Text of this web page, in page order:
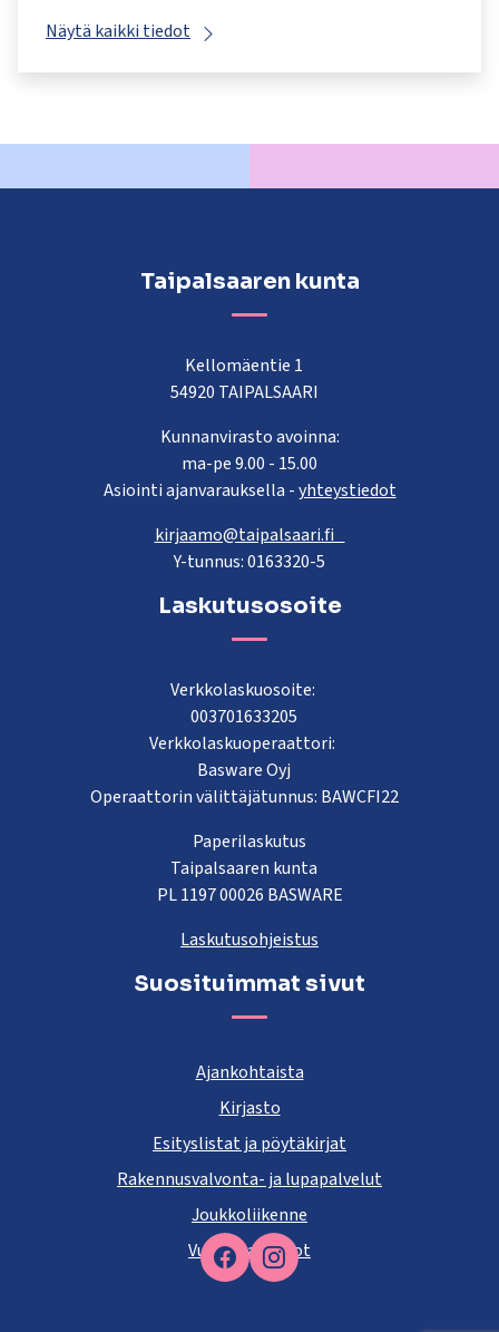
Näytä kaikki tiedot
Facebook
Taipalsaaren kunta
Kellomäentie 1
54920 TAIPALSAARI
Kunnanvirasto avoinna:
ma-pe 9.00 - 15.00
Asiointi ajanvarauksella -yhteystiedot
kirjaamo@taipalsaari.fi
Y-tunnus: 0163320-5
Laskutusosoite
Verkkolaskuosoite:
003701633205
Verkkolaskuoperaattori:
Basware Oyj
Operaattorin välittäjätunnus: BAWCFI22
Paperilaskutus
Taipalsaaren kunta
PL 1197 00026 BASWARE
Laskutusohjeistus
Suosituimmat sivut
Ajankohtaista
Kirjasto
Esityslistat ja pöytäkirjat
Rakennusvalvonta- ja lupapalvelut
Joukkoliikenne
Vuokra-asunnot